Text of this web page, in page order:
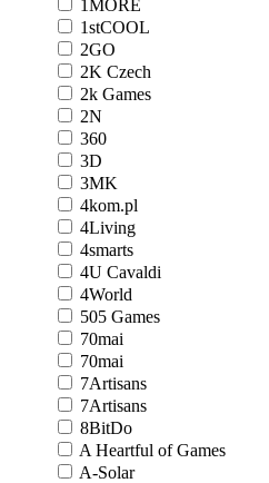
1MORE
1stCOOL
2GO
2K Czech
2k Games
2N
360
3D
3MK
4kom.pl
4Living
4smarts
4U Cavaldi
4World
505 Games
70mai
70mai
7Artisans
7Artisans
8BitDo
A Heartful of Games
A-Solar